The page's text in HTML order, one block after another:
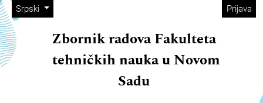
##navigation.skip.nav##
##navigation.skip.main##
##navigation.skip.footer##
##plugins.themes.immersion.language.toggle##
Srpski Prijava
Zbornik radova Fakulteta
tehničkih nauka u Novom
Sadu